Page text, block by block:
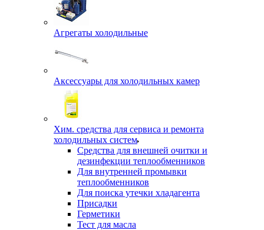
Агрегаты холодильные
Аксессуары для холодильных камер
Хим. средства для сервиса и ремонта
холодильных систем
Средства для внешней очитки и
дезинфекции теплообменников
Для внутренней промывки
теплообменников
Для поиска утечки хладагента
Присадки
Герметики
Тест для масла